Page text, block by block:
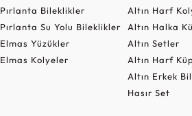
Pırlanta Bileklikler
Pırlanta Su Yolu Bileklikler
Elmas Yüzükler
Elmas Kolyeler
Altın Harf
Altın Halka
Altın Setler
Altın Harf
Altın Erkek
Hasır Set